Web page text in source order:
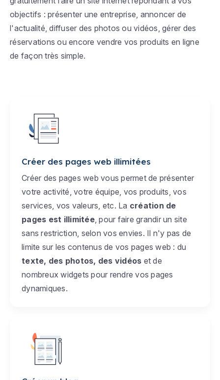
objectifs : présenter une entreprise, annoncer de
l'actualité, diffuser des photos ou vidéos, gérer des
réservations ou encore vendre vos produits en ligne
de façon très simple.
Créer des pages web illimitées
Créer des pages web vous permet de présenter
votre activité, votre équipe, vos produits, vos
services, vos valeurs, etc. La création de
pages est illimitée, pour faire grandir un site
sans restriction, selon vos envies. Il n'y pas de
limite sur les contenus de vos pages web : du
texte, des photos, des vidéos et de
nombreux widgets pour rendre vos pages
dynamiques.